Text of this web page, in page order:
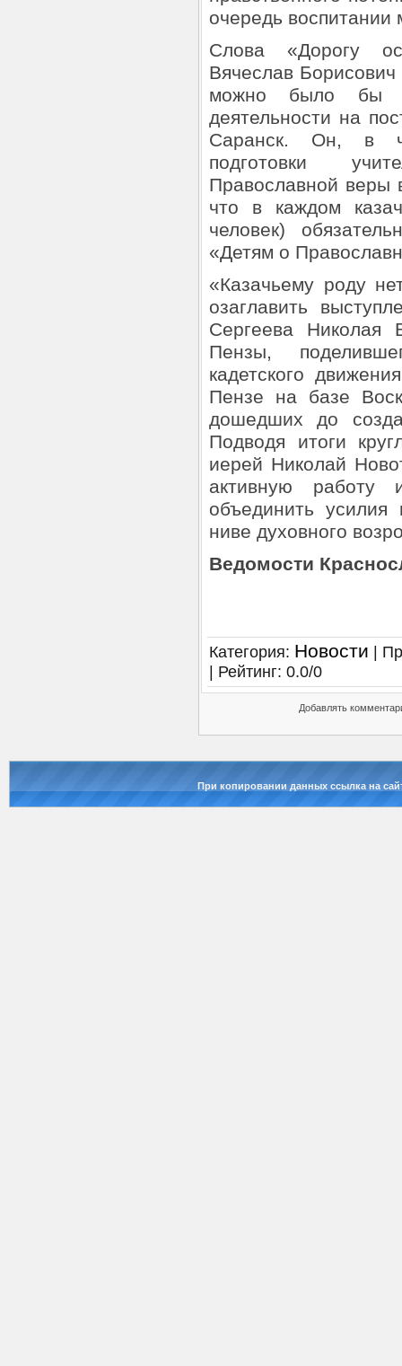
очередь
Слова «Дорогу
Вячеслав Борисович
можно было бы
деятельности на
Саранск. Он, в
подготовки
Православной веры
что в каждом
человек)
«Детям о
«Казачьему роду
озаглавить
Сергеева Николая
Пензы,
кадетского
Пензе на базе
дошедших до
Подводя итоги
иерей Николай
активную работу
объединить усилия
ниве духовного
Ведомости
Категория: Новости
Рейтинг: 0.0/0
Добавлять
При копировании данных ссылка на